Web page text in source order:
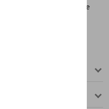
- Matériel de montage